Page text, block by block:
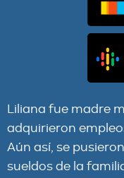
Liliana fue madre
adquirieron
Aún así, se
sueldos de la